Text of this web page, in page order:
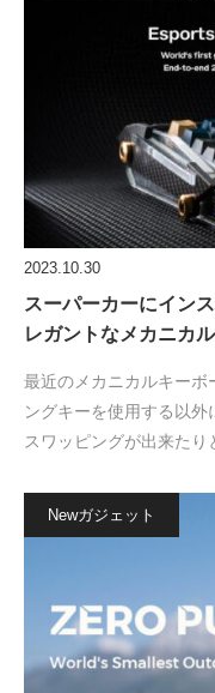
2023.10.30
スーパーカーにイン
レガントなメカニカ
最近のメカニカルキーボ
ングキーを使用する以
スワッピングが出来たり
Newガジェット